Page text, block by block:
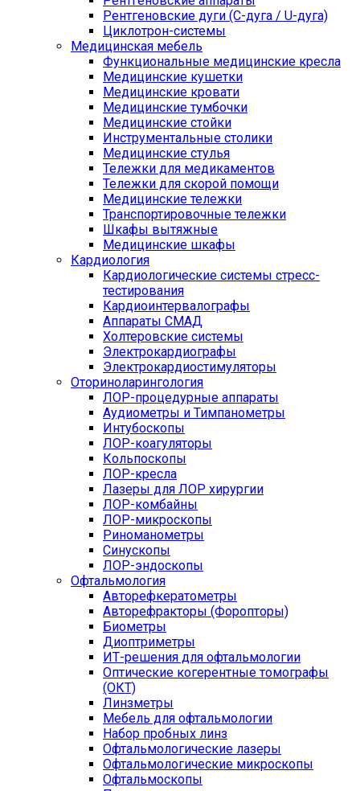
Рентгеновские дуги (С-дуга / U-дуга)
Циклотрон-системы
Медицинская мебель
Функциональные медицинские кресла
Медицинские кушетки
Медицинские кровати
Медицинские тумбочки
Медицинские стойки
Инструментальные столики
Медицинские стулья
Тележки для медикаментов
Тележки для скорой помощи
Медицинские тележки
Транспортировочные тележки
Шкафы вытяжные
Медицинские шкафы
Кардиология
Кардиологические системы стресс-
тестирования
Кардиоинтервалографы
Аппараты СМАД
Холтеровские системы
Электрокардиографы
Электрокардиостимуляторы
Оториноларингология
ЛОР-процедурные аппараты
Аудиометры и Тимпанометры
Интубоскопы
ЛОР-коагуляторы
Кольпоскопы
ЛОР-кресла
Лазеры для ЛОР хирургии
ЛОР-комбайны
ЛОР-микроскопы
Риноманометры
Синускопы
ЛОР-эндоскопы
Офтальмология
Авторефкератометры
Авторефракторы (Форопторы)
Биометры
Диоптриметры
ИТ-решения для офтальмологии
Оптические когерентные томографы
(ОКТ)
Линзметры
Мебель для офтальмологии
Набор пробных линз
Офтальмологические лазеры
Офтальмологические микроскопы
Офтальмоскопы